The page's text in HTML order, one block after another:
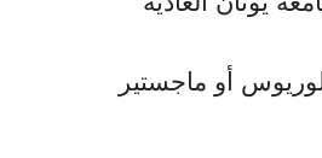
أو ماجستير